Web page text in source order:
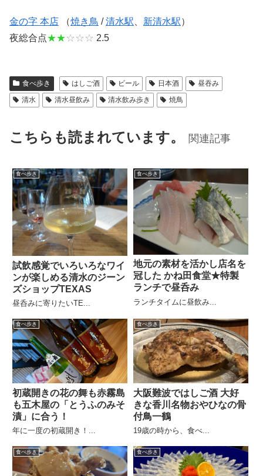
金の字 本店 （焼き鳥 /清水駅 新清水駅）
夜総合点★★☆☆☆ 2.5
食べ歩き はしご酒 ビール 日本酒
昼吞み
清水
清水昼飲み 清水飲み歩き 焼鳥
こちらも読まれています。 関連記事
食べ歩き
試飲感覚でいろいろなワイ
ンが楽しめる清水のジーン
ズショップTEXAS
昼呑みに寄りたいTE...
食べ歩き
地元の素材を活かし店名を
冠した かね田食堂★特製
ランチで昼呑み
ランチタイムに昼飲み...
食べ歩き
初蔵開きの花の舞も赤霧島
も五木屋の「とうふのみそ
漬」に合う！
年に一度の初蔵開き！...
食べ歩き
大阪難波ではしご酒 大好
きな香川名物おやひなの骨
付鳥一鶴
19歳の時から、食べ...
食べ歩き 食べ歩き